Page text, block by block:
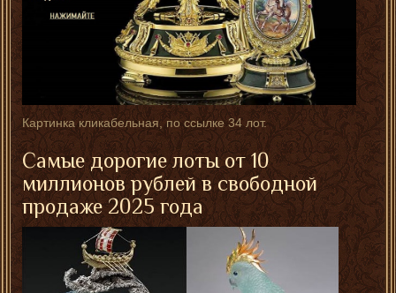
Картинка кликабельная, по ссылке 34 лот.
Самые дорогие лоты от 10
миллионов рублей в свободной
продаже 2025 года